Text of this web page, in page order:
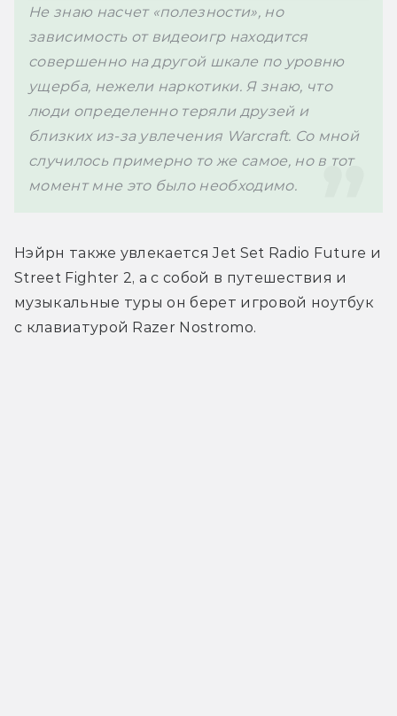
Не знаю насчет «полезности», но
зависимость от видеоигр находится
совершенно на другой шкале по уровню
ущерба, нежели наркотики. Я знаю, что
люди определенно теряли друзей и
близких из-за увлечения Warcraft. Со мной
случилось примерно то же самое, но в тот
момент мне это было необходимо.
Нэйрн также увлекается Jet Set Radio Future и
Street Fighter 2, а с собой в путешествия и
музыкальные туры он берет игровой ноутбук
с клавиатурой Razer Nostromo.